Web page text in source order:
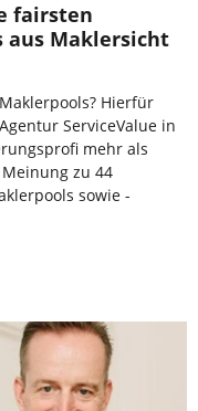
fairsten
aus Maklersicht
Hierfür
ServiceValue in
mehr als
zu 44
sowie -